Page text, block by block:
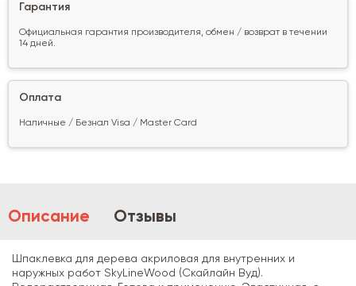
Гарантия
Официальная гарантия производителя, обмен / возврат в течении
14 дней.
Оплата
Наличные / Безнал Visa / Master Card
Описание Отзывы
Шпаклевка для дерева акриловая для внутренних и
наружных работ SkyLineWood (Скайлайн Вуд).